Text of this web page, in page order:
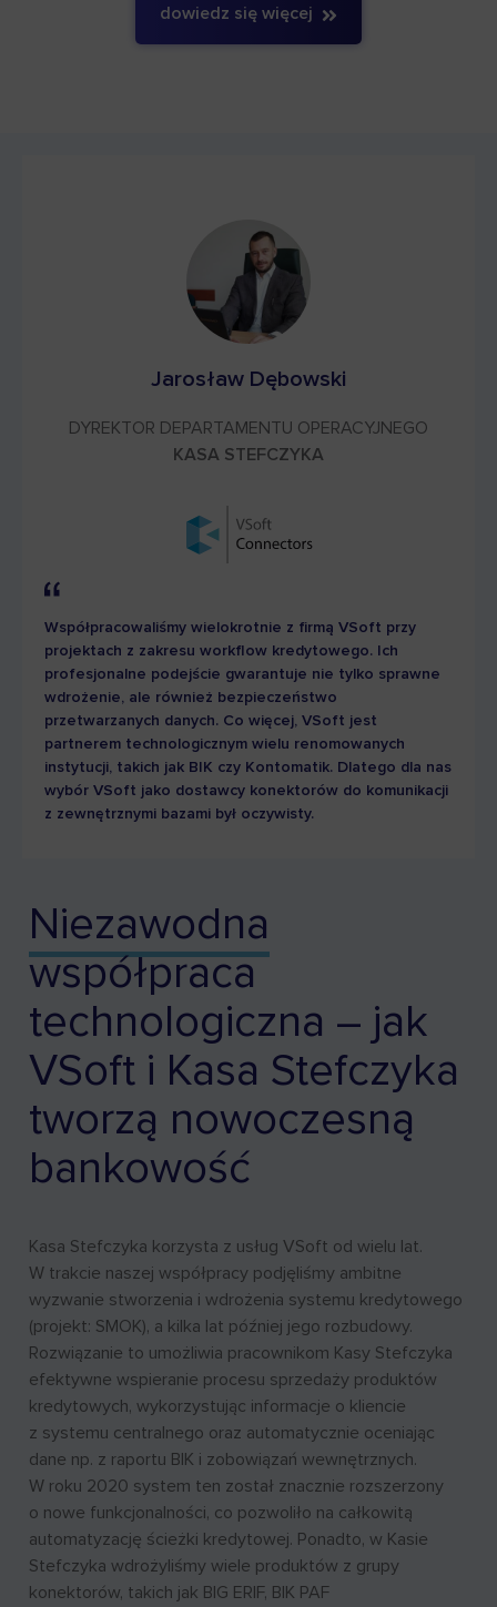
dowiedz się więcej
Jarosław Dębowski
DYREKTOR DEPARTAMENTU OPERACYJNEGO
KASA STEFCZYKA
Współpracowaliśmy wielokrotnie z firmą VSoft przy
projektach z zakresu workflow kredytowego. Ich
profesjonalne podejście gwarantuje nie tylko sprawne
wdrożenie, ale również bezpieczeństwo
przetwarzanych danych. Co więcej, VSoft jest
partnerem technologicznym wielu renomowanych
instytucji, takich jak BIK czy Kontomatik. Dlatego dla nas
wybór VSoft jako dostawcy konektorów do komunikacji
z zewnętrznymi bazami był oczywisty.
Niezawodna
współpraca
technologiczna – jak
VSoft i Kasa Stefczyka
tworzą nowoczesną
bankowość
Kasa Stefczyka korzysta z usług VSoft od wielu lat.
W trakcie naszej współpracy podjęliśmy ambitne
wyzwanie stworzenia i wdrożenia systemu kredytowego
(projekt: SMOK), a kilka lat później jego rozbudowy.
Rozwiązanie to umożliwia pracownikom Kasy Stefczyka
efektywne wspieranie procesu sprzedaży produktów
kredytowych, wykorzystując informacje o kliencie
z systemu centralnego oraz automatycznie oceniając
dane np. z raportu BIK i zobowiązań wewnętrznych.
W roku 2020 system ten został znacznie rozszerzony
o nowe funkcjonalności, co pozwoliło na całkowitą
automatyzację ścieżki kredytowej. Ponadto, w Kasie
Stefczyka wdrożyliśmy wiele produktów z grupy
konektorów, takich jak BIG ERIF, BIK PAF